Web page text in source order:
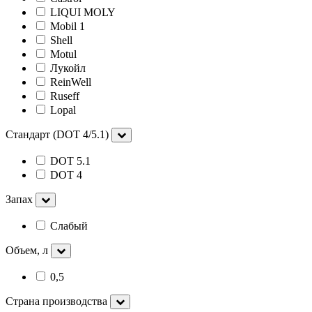
LIQUI MOLY
Mobil 1
Shell
Motul
Лукойл
ReinWell
Ruseff
Lopal
Стандарт (DOT 4/5.1)
DOT 5.1
DOT 4
Запах
Слабый
Объем, л
0,5
Страна производства